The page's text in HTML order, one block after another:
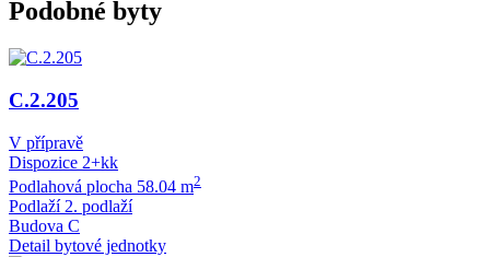
Podobné byty
C.2.205
V přípravě
Dispozice 2+kk
Podlahová plocha 58.04 m2
Podlaží 2. podlaží
Budova C
Detail bytové jednotky